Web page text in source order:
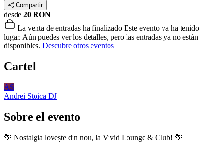
Compartir
desde 20 RON
La venta de entradas ha finalizado Este evento ya ha tenido
lugar. Aún puedes ver los detalles, pero las entradas ya no están
disponibles. Descubre otros eventos
Cartel
AS
Andrei Stoica DJ
Sobre el evento
🌴 Nostalgia lovește din nou, la Vivid Lounge & Club! 🌴